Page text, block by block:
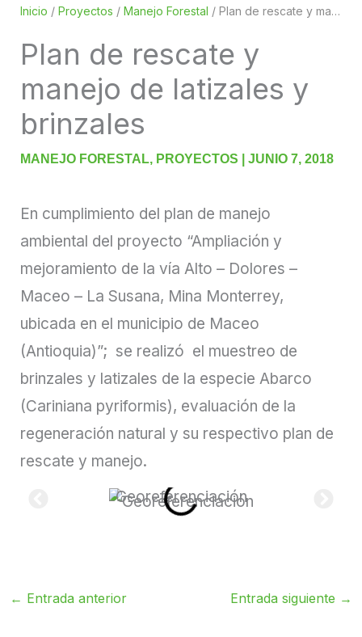
Inicio /Proyectos /Manejo Forestal /Plan de rescate y manejo de latizales y brinzales
Plan de rescate y
manejo de latizales y
brinzales
MANEJO FORESTAL, PROYECTOS |JUNIO 7, 2018
En cumplimiento del plan de manejo
ambiental del proyecto “Ampliación y
mejoramiento de la vía Alto – Dolores –
Maceo – La Susana, Mina Monterrey,
ubicada en el municipio de Maceo
(Antioquia)”; se realizó el muestreo de
brinzales y latizales de la especie Abarco
(Cariniana pyriformis), evaluación de la
regeneración natural y su respectivo plan de
rescate y manejo.
Georeferenciación
← Entrada anterior Entrada siguiente →